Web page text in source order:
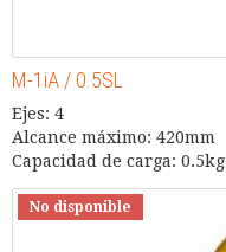
M-1iA / 0.5SL
Ejes: 4
Alcance máximo: 420mm
Capacidad de carga: 0.5kg
No disponible